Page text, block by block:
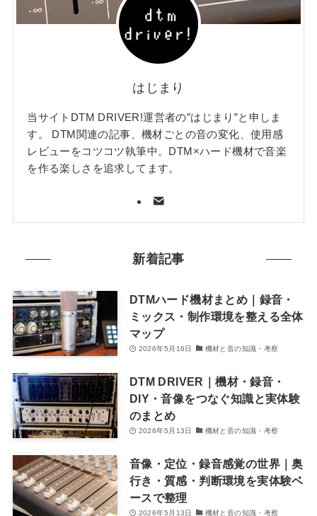
はじまり
当サイトDTM DRIVER!運営者の”はじまり”と申しま
す。 DTM関連の記事、機材ごとの音の変化、使用感
レビューをコツコツ執筆中。DTM×ハード機材で音楽
を作る楽しさを追求してます。
新着記事
DTMハード機材まとめ｜録音・
ミックス・制作環境を整える全体
マップ
2026年5月16日 機材と音の知識・考察
DTM DRIVER｜機材・録音・
DIY・音像をつなぐ知識と実体験
のまとめ
2026年5月13日 機材と音の知識・考察
音像・定位・録音感覚の世界｜奥
行き・質感・判断環境を実体験ベ
ースで整理
2026年5月13日 機材と音の知識・考察